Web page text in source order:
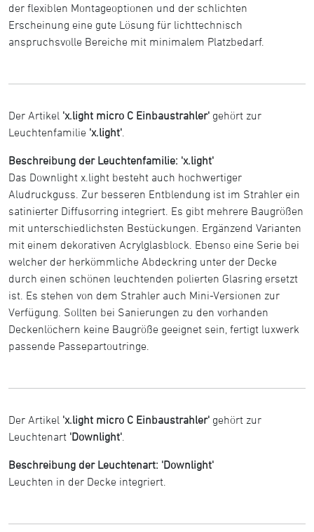
der flexiblen Montageoptionen und der schlichten
Erscheinung eine gute Lösung für lichttechnisch
anspruchsvolle Bereiche mit minimalem Platzbedarf.
Der Artikel 'x.light micro C Einbaustrahler' gehört zur
Leuchtenfamilie 'x.light'
Beschreibung der Leuchtenfamilie: 'x.light'
Das Downlight x.light besteht auch hochwertiger
Aludruckguss. Zur besseren Entblendung ist im Strahler ein
satinierter Diffusorring integriert. Es gibt mehrere Baugrößen
mit unterschiedlichsten Bestückungen. Ergänzend Varianten
mit einem dekorativen Acrylglasblock. Ebenso eine Serie bei
welcher der herkömmliche Abdeckring unter der Decke
durch einen schönen leuchtenden polierten Glasring ersetzt
ist. Es stehen von dem Strahler auch Mini-Versionen zur
Verfügung. Sollten bei Sanierungen zu den vorhanden
Deckenlöchern keine Baugröße geeignet sein, fertigt luxwerk
passende Passepartoutringe.
Der Artikel 'x.light micro C Einbaustrahler' gehört zur
Leuchtenart 'Downlight'
Beschreibung der Leuchtenart: 'Downlight'
Leuchten in der Decke integriert.